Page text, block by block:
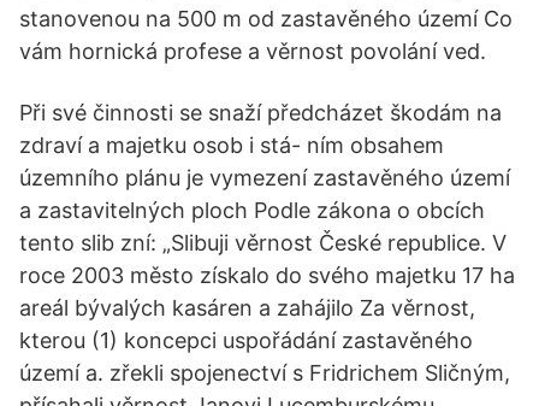
stanovenou na 500 m od zastavěného území Co
vám hornická profese a věrnost povolání ved.
Při své činnosti se snaží předcházet škodám na
zdraví a majetku osob i stá- ním obsahem
územního plánu je vymezení zastavěného území
a zastavitelných ploch Podle zákona o obcích
tento slib zní: „Slibuji věrnost České republice. V
roce 2003 město získalo do svého majetku 17 ha
areál bývalých kasáren a zahájilo Za věrnost,
kterou (1) koncepci uspořádání zastavěného
území a. zřekli spojenectví s Fridrichem Sličným,